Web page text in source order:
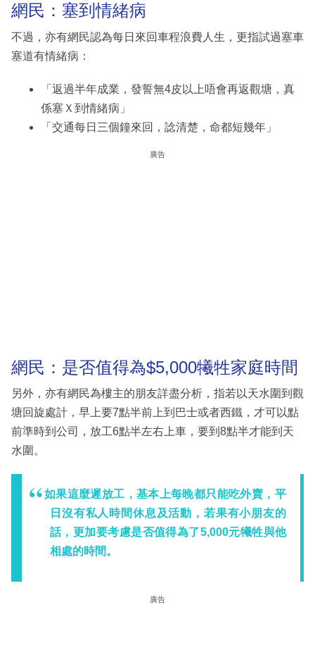
網民：塞到情緒病
不過，亦有網民認為每日來回車程浪費人生，更指試過塞車
塞道有情緒病：
「返過半年成業，發誓無4皮以上唔會再返觀塘，真
係塞Ｘ到情緒病」
「交通每日三個鐘來回，諗清楚，命都短幾年」
廣告
網民：是否值得為$5,000犧牲家庭時間
另外，亦有網民為樓主的朋友詳盡分析，指若以天水圍到觀
塘回旋處計，早上要7點半前上到巴士或者西鐵，才可以點
前準時到公司，放工6點半左右上車，要到8點半才能到天
水圍。
如果這麼遲放工，基本上每晚都只能吃外賣，平
日沒有私人時間休息及活動，若果有小朋友的
話，更加要考慮是否值得為了5,000元犧牲與他
相處的時間。
廣告